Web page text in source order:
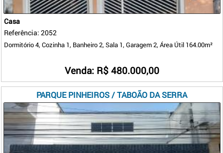
Casa
Referência: 2052
Dormitório 4, Cozinha 1, Banheiro 2, Sala 1, Garagem 2, Área Útil 164.00m²
Venda: R$ 480.000,00
PARQUE PINHEIROS / TABOÃO DA SERRA